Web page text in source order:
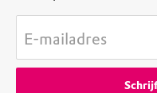
E-mailadres